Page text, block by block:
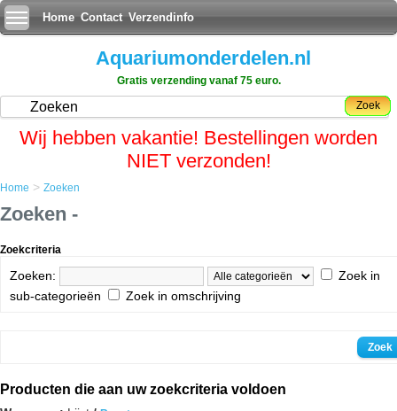
Home Contact Verzendinfo
Aquariumonderdelen.nl
Gratis verzending vanaf 75 euro.
Zoek
Wij hebben vakantie! Bestellingen worden
NIET verzonden!
Home > Zoeken
Zoeken -
Zoekcriteria
Zoeken:
Zoek in
sub-categorieën
Zoek in omschrijving
Producten die aan uw zoekcriteria voldoen